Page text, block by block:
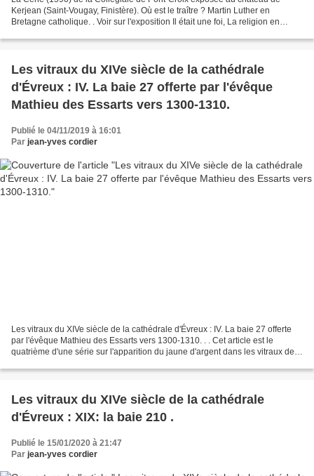
Kerjean (Saint-Vougay, Finistère). Où est le traître ? Martin Luther en
Bretagne catholique. . Voir sur l'exposition Il était une foi, La religion en
Les vitraux du XIVe siècle de la cathédrale
d'Évreux : IV. La baie 27 offerte par l'évêque
Mathieu des Essarts vers 1300-1310.
Publié le 04/11/2019 à 16:01
Par jean-yves cordier
Les vitraux du XIVe siècle de la cathédrale d'Évreux : IV. La baie 27 offerte
par l'évêque Mathieu des Essarts vers 1300-1310. . . Cet article est le
quatrième d'une série sur l'apparition du jaune d'argent dans les vitraux de
Les vitraux du XIVe siècle de la cathédrale
d'Évreux : XIX: la baie 210 .
Publié le 15/01/2020 à 21:47
Par jean-yves cordier